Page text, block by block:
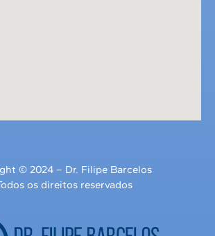
© 2024 – Dr. Filipe Barcelos
os direitos reservados